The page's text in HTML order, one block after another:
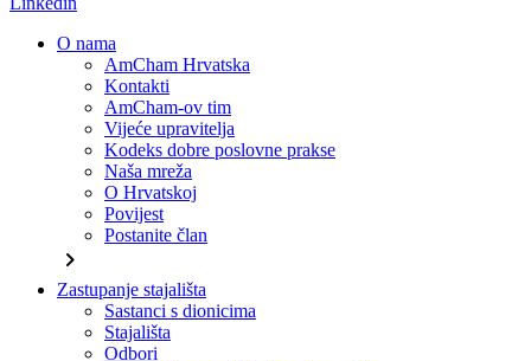
O nama
AmCham Hrvatska
Kontakti
AmCham-ov tim
Vijeće upravitelja
Kodeks dobre poslovne prakse
Naša mreža
O Hrvatskoj
Povijest
Postanite član
chevron_right
Zastupanje stajališta
Sastanci s dionicima
Stajališta
Odbori